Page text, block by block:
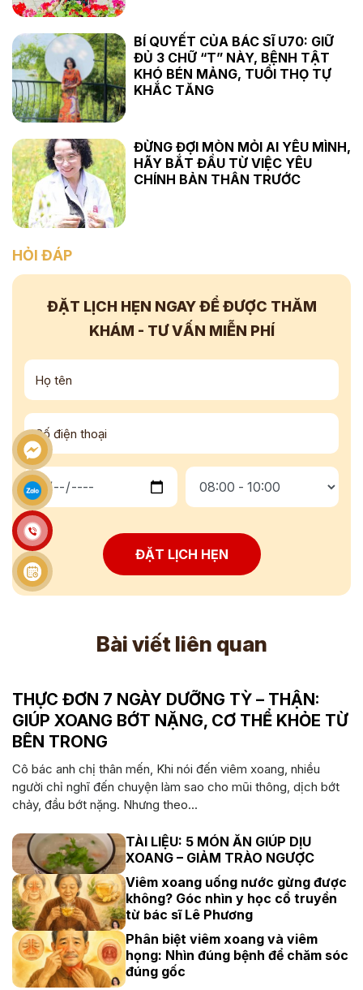
BÍ QUYẾT CỦA BÁC SĨ U70: GIỮ
ĐỦ 3 CHỮ “T” NÀY, BỆNH TẬT
KHÓ BÉN MẢNG, TUỔI THỌ TỰ
KHẮC TĂNG
ĐỪNG ĐỢI MÒN MỎI AI YÊU MÌNH,
HÃY BẮT ĐẦU TỪ VIỆC YÊU
CHÍNH BẢN THÂN TRƯỚC
HỎI ĐÁP
ĐẶT LỊCH HẸN NGAYĐỂ ĐƯỢC THĂM
KHÁM - TƯ VẤN MIỄN PHÍ
ĐẶT LỊCH HẸN
Bài viết liên quan
THỰC ĐƠN 7 NGÀY DƯỠNG TỲ – THẬN:
GIÚP XOANG BỚT NẶNG, CƠ THỂ KHỎE TỪ
BÊN TRONG
Cô bác anh chị thân mến, Khi nói đến viêm xoang, nhiều
người chỉ nghĩ đến chuyện làm sao cho mũi thông, dịch bớt
chảy, đầu bớt nặng. Nhưng theo...
TÀI LIỆU: 5 MÓN ĂN GIÚP DỊU
XOANG – GIẢM TRÀO NGƯỢC
Viêm xoang uống nước gừng được
không? Góc nhìn y học cổ truyền
từ bác sĩ Lê Phương
Phân biệt viêm xoang và viêm
họng: Nhìn đúng bệnh để chăm sóc
đúng gốc